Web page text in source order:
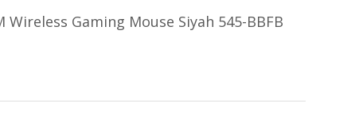
Wireless Gaming Mouse Siyah 545-BBFB